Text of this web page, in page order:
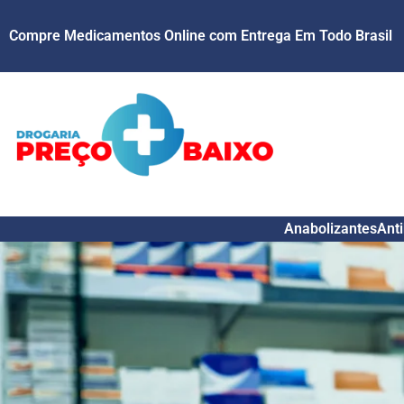
toCompre Medicamentos Online com Entrega Em Todo Brasil
Anabolizantes